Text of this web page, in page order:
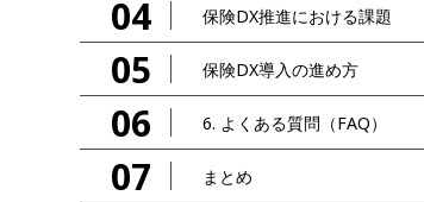
04 保険DX推進における課題
05 保険DX導入の進め方
06 6. よくある質問（FAQ）
07 まとめ